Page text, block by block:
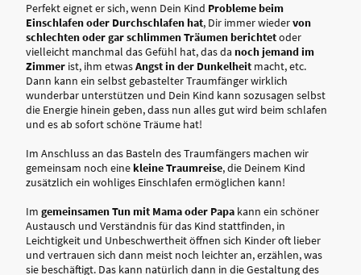
Perfekt eignet er sich, wenn Dein Kind Probleme beim
Einschlafen oder Durchschlafen hat, Dir immer wiedervon
schlechten oder gar schlimmen Träumen berichtetoder
vielleicht manchmal das Gefühl hat, das da noch jemand im
Zimmer ist, ihm etwasAngst in der Dunkelheit macht, etc.
Dann kann ein selbst gebastelter Traumfänger wirklich
wunderbar unterstützen und Dein Kind kann sozusagen selbst
die Energie hinein geben, dass nun alles gut wird beim schlafen
und es ab sofort schöne Träume hat!
Im Anschluss an das Basteln des Traumfängers machen wir
gemeinsam noch eine kleine Traumreise, die Deinem Kind
zusätzlich ein wohliges Einschlafen ermöglichen kann!
Im gemeinsamen Tun mit Mama oder Papa kann ein schöner
Austausch und Verständnis für das Kind stattfinden, in
Leichtigkeit und Unbeschwertheit öffnen sich Kinder oft lieber
und vertrauen sich dann meist noch leichter an, erzählen, was
sie beschäftigt. Das kann natürlich dann in die Gestaltung des